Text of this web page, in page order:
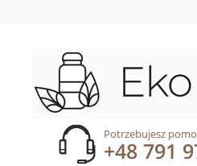
Potrzebujesz
+48 791